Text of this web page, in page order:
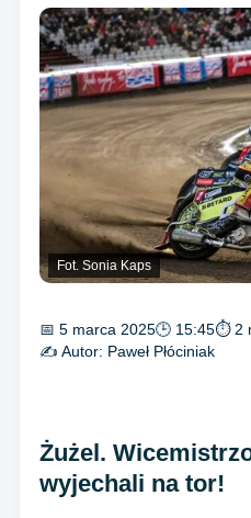
Fot. Sonia Kaps
📅 5 marca 2025🕒 15:45⏱ 2
✍️ Autor: Paweł Płóciniak
Żużel.
wyjechali na tor!